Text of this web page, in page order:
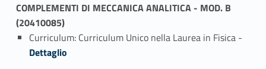
COMPLEMENTI DI MECCANICA ANALITICA - MOD. B
(20410085)
Curriculum: Curriculum Unico nella Laurea in Fisica -
Dettaglio